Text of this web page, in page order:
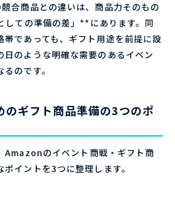
合商品との違いは、商品力そのもの
しての準備の差」**にあります。同
帯であっても、ギフト用途を前提に設
日のような明確な需要のあるイベン
のです。
のギフト商品準備の3つのポ
Amazonのイベント商戦・ギフト商
イントを3つに整理します。